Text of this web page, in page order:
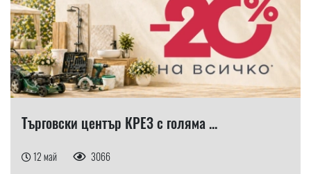
Търговски център КРЕЗ с голяма ...
12 май 3066